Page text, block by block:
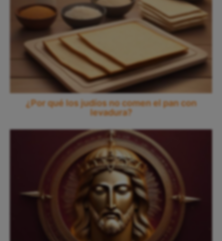
¿Por qué los judíos no comen el pan con
levadura?